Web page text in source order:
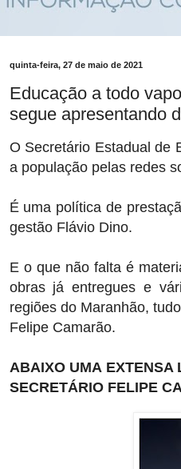
quinta-feira, 27 de maio de 2021
Educação a todo
segue apresentando
O Secretário Estadual de
a população pelas redes
É uma política de
gestão Flávio Dino.
E o que não falta é
obras já entregues e
regiões do Maranhão,
Felipe Camarão.
ABAIXO UMA EXTENSA
SECRETÁRIO FELIPE